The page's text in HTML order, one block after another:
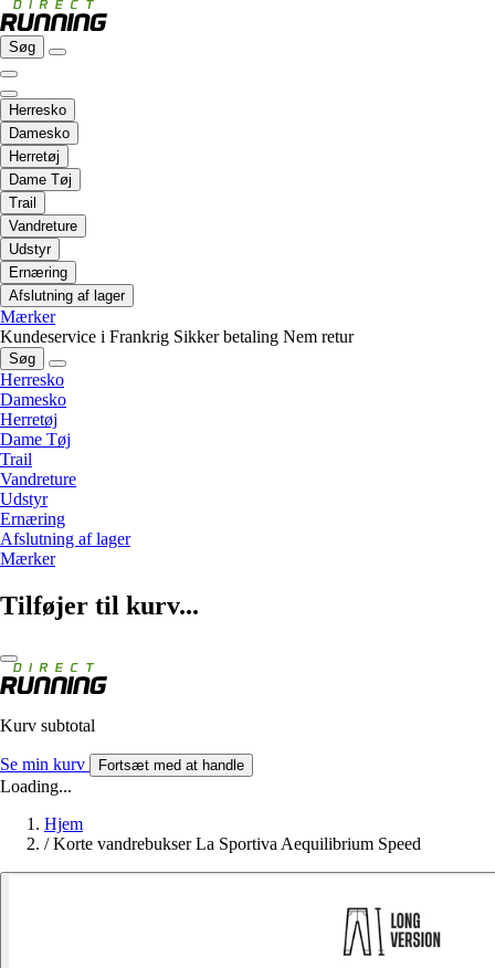
Søg
Herresko
Damesko
Herretøj
Dame Tøj
Trail
Vandreture
Udstyr
Ernæring
Afslutning af lager
Mærker
Kundeservice i Frankrig Sikker betaling Nem retur
Søg
Herresko
Damesko
Herretøj
Dame Tøj
Trail
Vandreture
Udstyr
Ernæring
Afslutning af lager
Mærker
Tilføjer til kurv...
Kurv subtotal
Se min kurv Fortsæt med at handle
Loading...
Hjem
/ Korte vandrebukser La Sportiva Aequilibrium Speed